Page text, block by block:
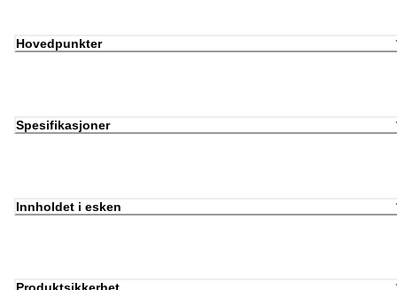
Hovedpunkter
Spesifikasjoner
Innholdet i esken